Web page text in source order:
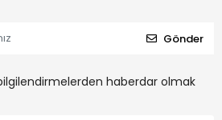
Gönder
haberdar olmak